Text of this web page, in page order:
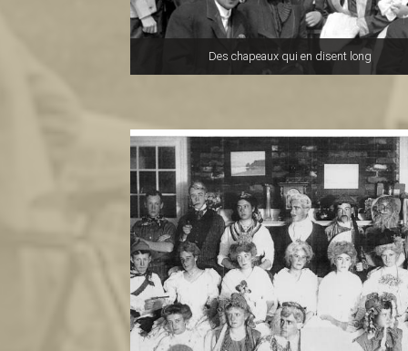
Des chapeaux qui en disent long